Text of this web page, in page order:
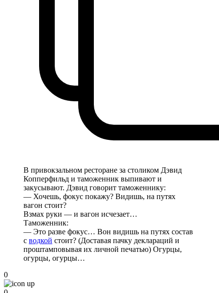
В привокзальном ресторане за столиком Дэвид
Копперфильд и таможенник выпивают и
закусывают. Дэвид говорит таможеннику:
— Хочешь, фокус покажу? Видишь, на путях
вагон стоит?
Взмах руки — и вагон исчезает…
Таможенник:
— Это разве фокус… Вон видишь на путях состав
с водкой стоит? (Доставая пачку деклараций и
проштамповывая их личной печатью) Огурцы,
огурцы, огурцы…
0